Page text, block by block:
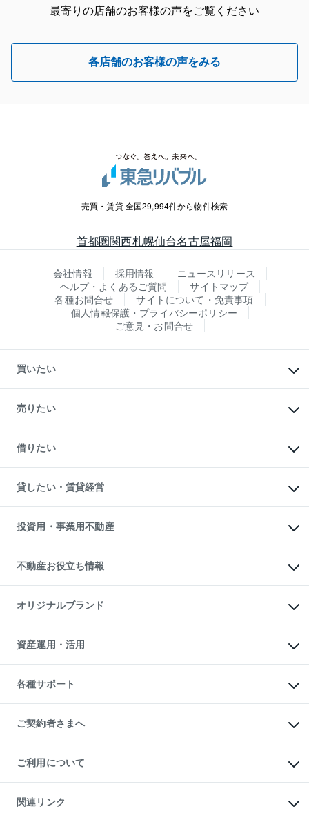
最寄りの店舗のお客様の声をご覧ください
各店舗のお客様の声をみる
売買・賃貸 全国29,994件から物件検索
首都圏関西札幌仙台名古屋福岡
会社情報 採用情報
ニュースリリース
ヘルプ・よくあるご質問
サイトマップ
各種お問合せ
サイトについて・免責事項
個人情報保護・プライバシーポリシー
ご意見・お問合せ
買いたい
新築・分譲マンションの購入
中古マンションの購入
一戸建ての購入
中古一戸建ての購入
不動産購入の流れ
注目キーワード物件特集
購入ガイド
English 繁体中文簡体中文
売りたい
一戸建ての売却・査定
土地の売却・査定
スピードAI査定
不動産査定について
不動産売却の流れ
不動産買換えの流れ
売却ガイド
借りたい
オフィス・店舗の賃貸
借りるときの流れ
借りるガイド
貸したい・賃貸経営
マンション賃料データ
賃貸管理プラン
リロケーションについて
貸すガイド
投資用・事業用不動産
事業用不動産
マンション投資
投資用マンション
アパート経営
収益物件
ビル購入（ビル一棟）
投資用不動産の売却査定
事業用不動産の売却査定
不動産お役立ち情報
マンションライブラリー
人気マンションランキング
暮らしに役立つ不動産メディア
不動産相場・不動産価格情報
不動産コラム・ニュース
不動産用語集
不動産なんでもネット相談室
住まいの税金
オリジナルブランド
一棟リノベーションマンション
L`GENTE（ルジェンテ）
区分リノベーションマンション
投資用一棟レジデンスWELL
不動産小口投資
LEGACIA（レガシア）
資産運用・活用
不動産M&A
アセットマネジメント・出資
各種サポート
相続サポート
リフォームサポート
ご契約者さまへ
ご紹介・再契約特典
入居者様専用-各種ご案内（賃貸）
東急こすもす会「こすもすWeb」
ご利用について
金融商品取引について
東急リバブル ソーシャルメディアポリシー
関連リンク